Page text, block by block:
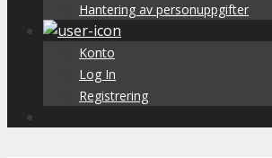
Hantering av personuppgifter
Konto
Log In
Registrering